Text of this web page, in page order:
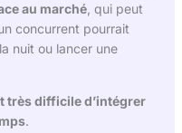
au marché, qui peut
concurrent pourrait
nuit ou lancer une
très difficile d’intégrer
.